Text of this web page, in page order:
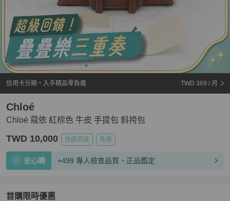
信用卡分期・入手精品零負擔 TWD 369 / 月
Chloé 蔻依 紅棕色 牛皮 手提包 斜挎包
Chloé
TWD 10,000 快速到貨 免運
安心購 +499 專人檢查品質、正品鑑定
首購限時優惠